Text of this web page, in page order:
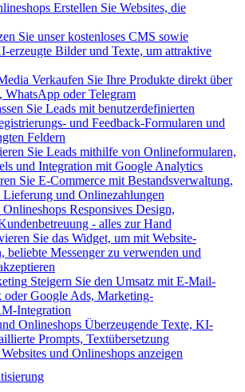
Erstellen Sie Websites, die
Sie unser kostenloses CMS sowie
erzeugte Bilder und Texte, um attraktive
Verkaufen Sie Ihre Produkte direkt über
WhatsApp oder Telegram
Sie Leads mit benutzerdefinierten
und Feedback-Formularen und
Feldern
Sie Leads mithilfe von Onlineformularen,
und Integration mit Google Analytics
Sie E-Commerce mit Bestandsverwaltung,
und Onlinezahlungen
Responsives Design,
- alles zur Hand
Sie das Widget, um mit Website-
beliebte Messenger zu verwenden und
Steigern Sie den Umsatz mit E-Mail-
oder Google Ads, Marketing-
Integration
Onlineshops Überzeugende Texte, KI-
Prompts, Textübersetzung
und Onlineshops anzeigen